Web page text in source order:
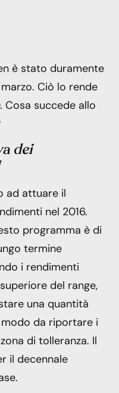
è stato duramente
Ciò lo rende
Cosa succede allo
dei
ad attuare il
nel 2016.
programma è di
termine
i rendimenti
del range,
una quantità
da riportare i
di tolleranza. Il
il decennale